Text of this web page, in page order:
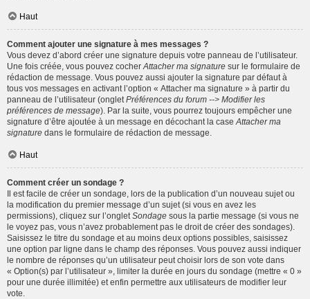
Haut
Comment ajouter une signature à mes messages ?
Vous devez d’abord créer une signature depuis votre panneau de l’utilisateur.
Une fois créée, vous pouvez cocher Attacher ma signature sur le formulaire de
rédaction de message. Vous pouvez aussi ajouter la signature par défaut à
tous vos messages en activant l’option « Attacher ma signature » à partir du
panneau de l’utilisateur (onglet Préférences du forum --> Modifier les
préférences de message). Par la suite, vous pourrez toujours empêcher une
signature d’être ajoutée à un message en décochant la case Attacher ma
signature dans le formulaire de rédaction de message.
Haut
Comment créer un sondage ?
Il est facile de créer un sondage, lors de la publication d’un nouveau sujet ou
la modification du premier message d’un sujet (si vous en avez les
permissions), cliquez sur l’onglet Sondage sous la partie message (si vous ne
le voyez pas, vous n’avez probablement pas le droit de créer des sondages).
Saisissez le titre du sondage et au moins deux options possibles, saisissez
une option par ligne dans le champ des réponses. Vous pouvez aussi indiquer
le nombre de réponses qu’un utilisateur peut choisir lors de son vote dans
« Option(s) par l’utilisateur », limiter la durée en jours du sondage (mettre « 0 »
pour une durée illimitée) et enfin permettre aux utilisateurs de modifier leur
vote.